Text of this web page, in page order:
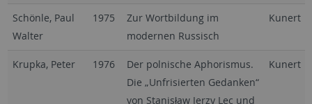
Schönle, Paul
Walter
1975
Zur Wortbildung im
modernen Russisch
Kunert
Krupka, Peter 1976
Der polnische Aphorismus.
Die „Unfrisierten Gedanken“
von Stanisław Jerzy Lec und
Kunert